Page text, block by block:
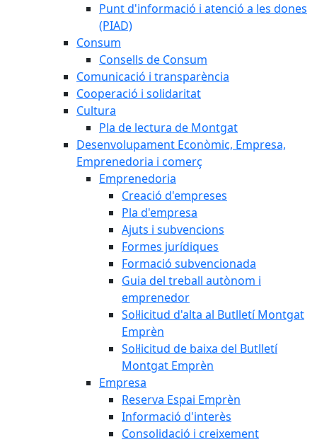
Punt d'informació i atenció a les dones
(PIAD)
Consum
Consells de Consum
Comunicació i transparència
Cooperació i solidaritat
Cultura
Pla de lectura de Montgat
Desenvolupament Econòmic, Empresa,
Emprenedoria i comerç
Emprenedoria
Creació d'empreses
Pla d'empresa
Ajuts i subvencions
Formes jurídiques
Formació subvencionada
Guia del treball autònom i
emprenedor
Sol·licitud d'alta al Butlletí Montgat
Emprèn
Sol·licitud de baixa del Butlletí
Montgat Emprèn
Empresa
Reserva Espai Emprèn
Informació d'interès
Consolidació i creixement